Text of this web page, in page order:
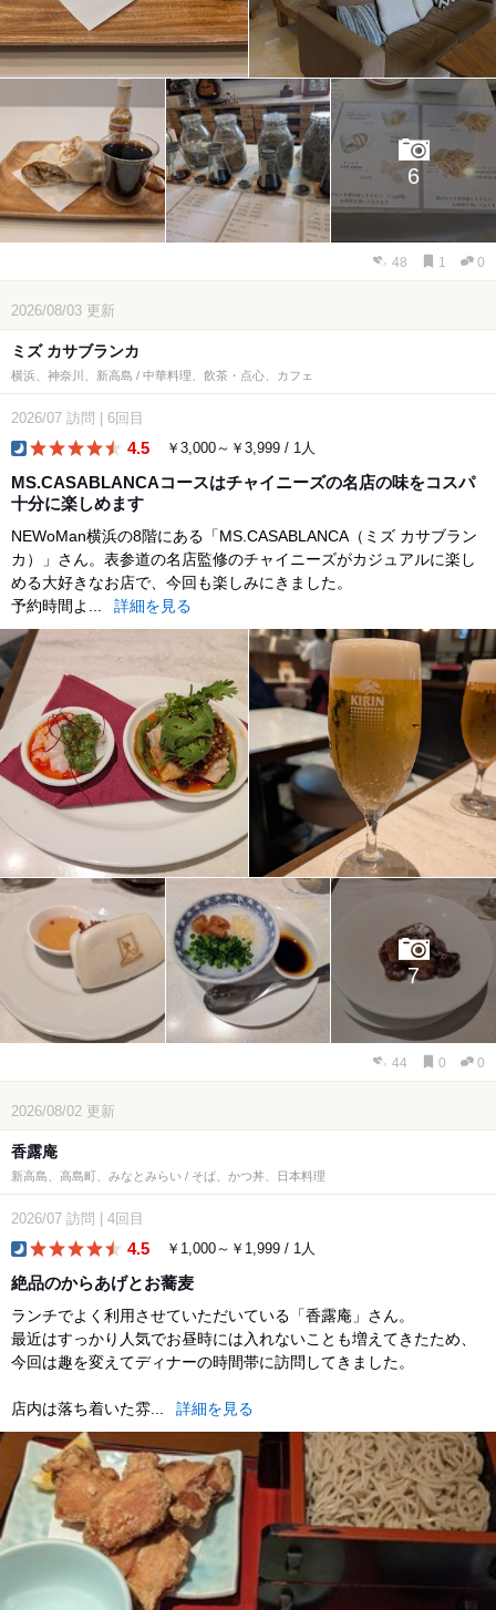
6
48 1 0
2026/08/03 更新
ミズ カサブランカ
横浜、神奈川、新高島 / 中華料理、飲茶・点心、カフェ
2026/07 訪問 6回目
4.5 ￥3,000～￥3,999 / 1人
MS.CASABLANCAコースはチャイニーズの名店の味をコスパ
十分に楽しめます
NEWoMan横浜の8階にある「MS.CASABLANCA（ミズ カサブラン
カ）」さん。表参道の名店監修のチャイニーズがカジュアルに楽し
める大好きなお店で、今回も楽しみにきました。
予約時間よ...
詳細を見る
7
44 0 0
2026/08/02 更新
香露庵
新高島、高島町、みなとみらい / そば、かつ丼、日本料理
2026/07 訪問 | 4回目
4.5 ￥1,000～￥1,999 / 1人
絶品のからあげとお蕎麦
ランチでよく利用させていただいている「香露庵」さん。
最近はすっかり人気でお昼時には入れないことも増えてきたため、
今回は趣を変えてディナーの時間帯に訪問してきました。
店内は落ち着いた雰... 詳細を見る